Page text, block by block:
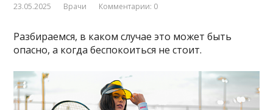
23.05.2025 Врачи Комментарии: 0
Разбираемся, в каком случае это может быть
опасно, а когда беспокоиться не стоит.